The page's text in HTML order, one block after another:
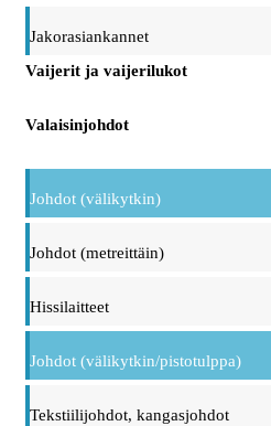
Jakorasiankannet
Vaijerit ja vaijerilukot
Valaisinjohdot
Johdot (välikytkin)
Johdot (metreittäin)
Hissilaitteet
Johdot (välikytkin/pistotulppa)
Tekstiilijohdot, kangasjohdot